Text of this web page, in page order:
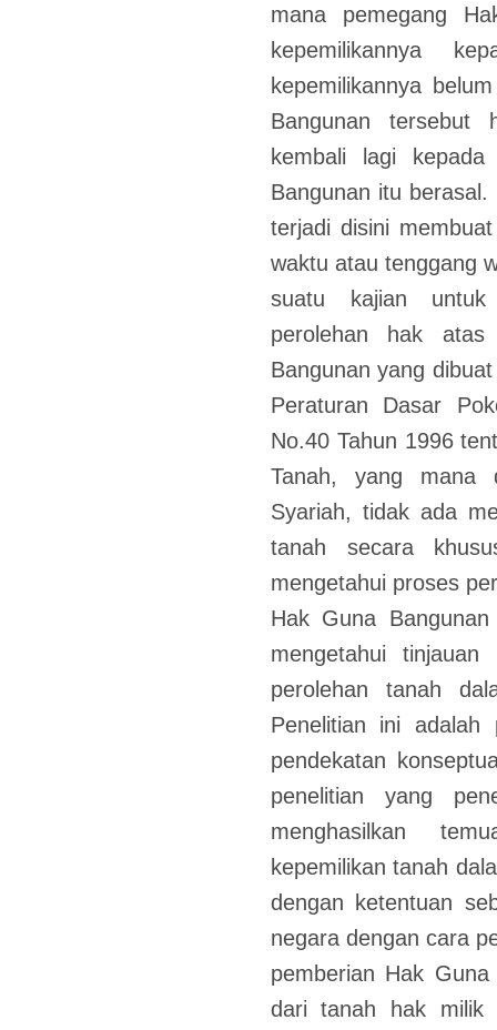
mana pemegang
kepemilikannya
kepemilikannya
Bangunan tersebut
kembali lagi
Bangunan itu
terjadi disini
waktu atau tenggang
suatu kajian untuk
perolehan hak
Bangunan yang
Peraturan Dasar
No.40 Tahun 1996
Tanah, yang mana
Syariah, tidak ada
tanah secara
mengetahui proses
Hak Guna
mengetahui
perolehan tanah
Penelitian ini adalah
pendekatan
penelitian yang
menghasilkan
kepemilikan tanah
dengan ketentuan
negara dengan cara
pemberian Hak
dari tanah hak milik